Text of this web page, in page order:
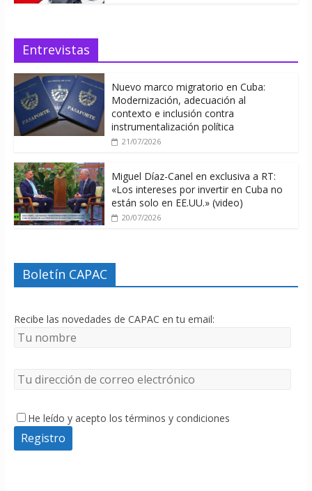
Entrevistas
Nuevo marco migratorio en Cuba:
Modernización, adecuación al
contexto e inclusión contra
instrumentalización política
21/07/2026
Miguel Díaz-Canel en exclusiva a RT:
«Los intereses por invertir en Cuba no
están solo en EE.UU.» (video)
20/07/2026
Boletín CAPAC
Recibe las novedades de CAPAC en tu email:
He leído y acepto los términos y condiciones